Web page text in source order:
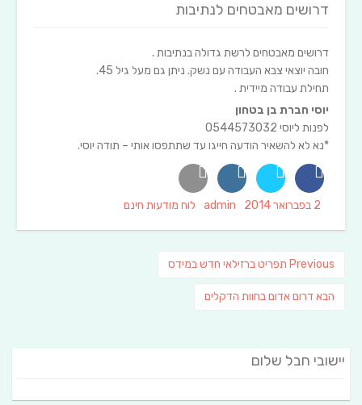
דרושים מאבטחים לנתיבות
דרושים מאבטחים לרשת גדולה בנתיבות .
חובה יוצאי צבא העבודה עם נשק. ניתן גם מעל גיל 45.
תחילת עבודה מיידית .
יוסי חברת בן בטחון
לפנות ליוסי 0544573032
*נא לא להשאיר הודעה חייגו עד שתתפסו אותי – תודה יוסי.
Posted
2 בפברואר 2014 Author
admin
Categories
לוח מודעות חינם
Previous
Previous
תפריט ברזילאי חדש במידס
הבא פוסט
דרום אדום בחוות הדקלים
יישובי חבל שלום